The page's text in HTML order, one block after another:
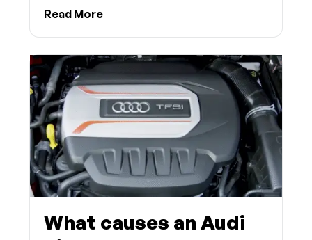
Read More
What causes an Audi